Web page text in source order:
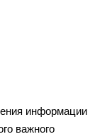
информации
важного